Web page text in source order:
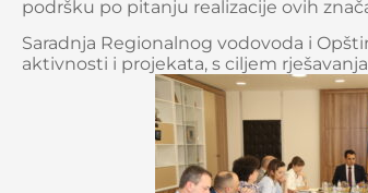
podršku po pitanju realizacije ovih
Saradnja Regionalnog vodovoda i
aktivnosti i projekata, s ciljem